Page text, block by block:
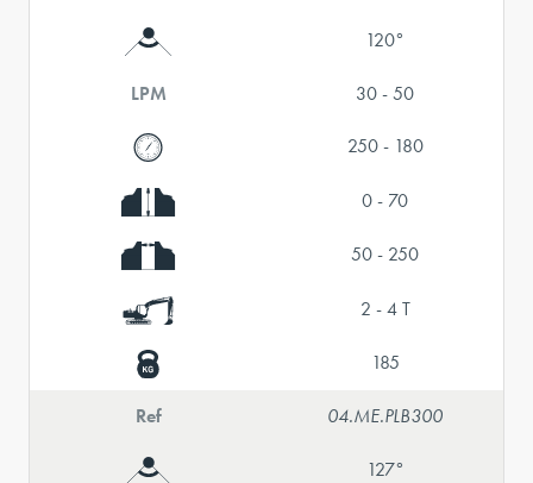
120°
LPM 30 - 50
250 - 180
0 - 70
50 - 250
2 - 4 T
185
Ref 04.ME.PLB300
127°